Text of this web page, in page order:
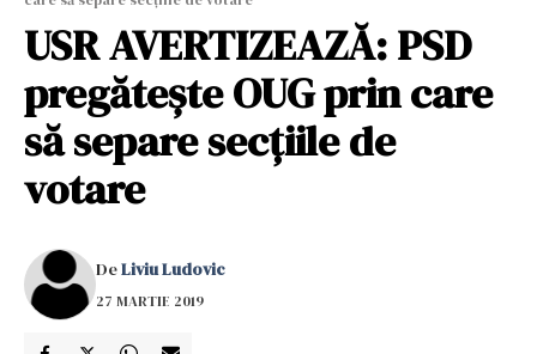
USR AVERTIZEAZĂ: PSD
pregătește OUG prin care
să separe secțiile de
votare
DeLiviu Ludovic
27 MARTIE 2019